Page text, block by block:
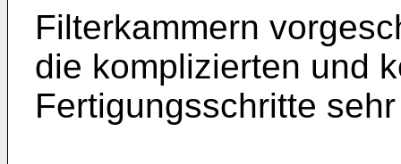
Filterkammern
die komplizierten und
Fertigungsschritte